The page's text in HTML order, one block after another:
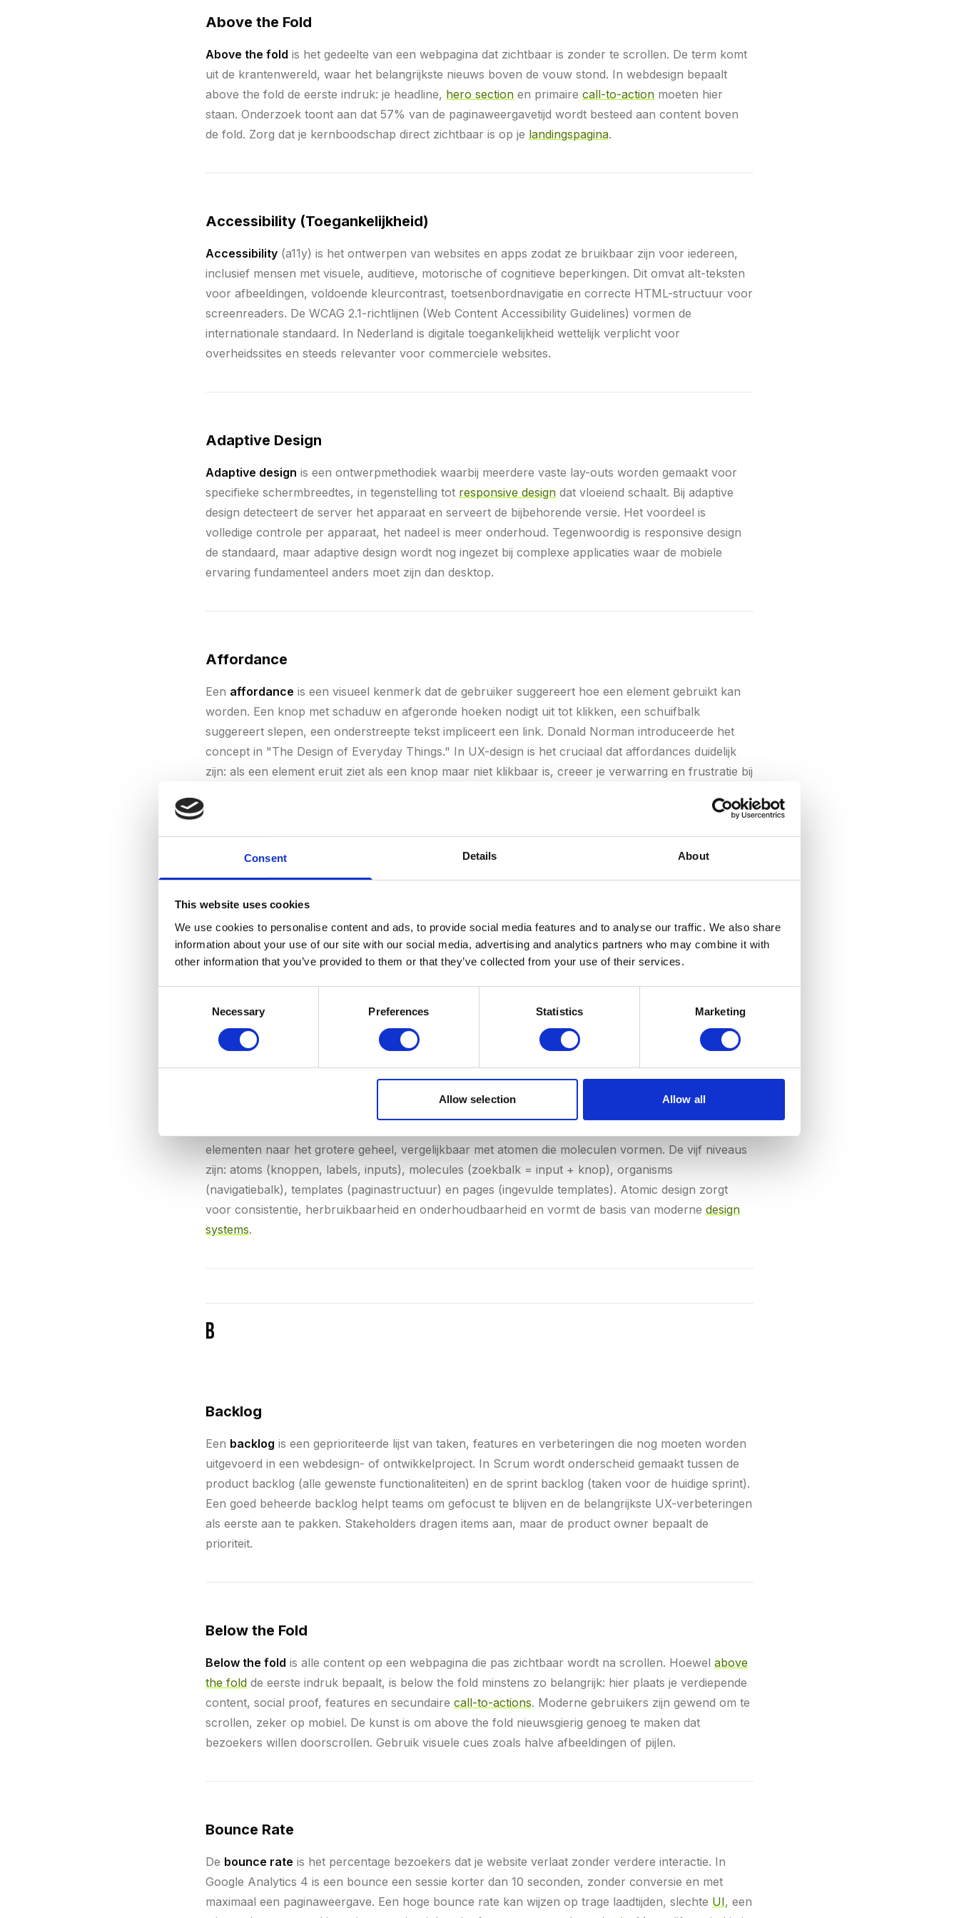
Consent Details About
This website uses cookies
We use cookies to personalise content and ads, to provide social media features and to analyse our traffic. We also share
information about your use of our site with our social media, advertising and analytics partners who may combine it with
other information that you’ve provided to them or that they’ve collected from your use of their services.
Necessary Preferences Statistics Marketing
Allow selection Allow all
Above the Fold
Above the fold is het gedeelte van een webpagina dat zichtbaar is zonder te scrollen. De term komt
uit de krantenwereld, waar het belangrijkste nieuws boven de vouw stond. In webdesign bepaalt
above the fold de eerste indruk: je headline, hero section en primaire call-to-action moeten hier
staan. Onderzoek toont aan dat 57% van de paginaweergavetijd wordt besteed aan content boven
de fold. Zorg dat je kernboodschap direct zichtbaar is op je landingspagina.
Accessibility (Toegankelijkheid)
Accessibility (a11y) is het ontwerpen van websites en apps zodat ze bruikbaar zijn voor iedereen,
inclusief mensen met visuele, auditieve, motorische of cognitieve beperkingen. Dit omvat alt-teksten
voor afbeeldingen, voldoende kleurcontrast, toetsenbordnavigatie en correcte HTML-structuur voor
screenreaders. De WCAG 2.1-richtlijnen (Web Content Accessibility Guidelines) vormen de
internationale standaard. In Nederland is digitale toegankelijkheid wettelijk verplicht voor
overheidssites en steeds relevanter voor commerciele websites.
Adaptive Design
Adaptive design is een ontwerpmethodiek waarbij meerdere vaste lay-outs worden gemaakt voor
specifieke schermbreedtes, in tegenstelling tot responsive design dat vloeiend schaalt. Bij adaptive
design detecteert de server het apparaat en serveert de bijbehorende versie. Het voordeel is
volledige controle per apparaat, het nadeel is meer onderhoud. Tegenwoordig is responsive design
de standaard, maar adaptive design wordt nog ingezet bij complexe applicaties waar de mobiele
ervaring fundamenteel anders moet zijn dan desktop.
Affordance
Een affordance is een visueel kenmerk dat de gebruiker suggereert hoe een element gebruikt kan
worden. Een knop met schaduw en afgeronde hoeken nodigt uit tot klikken, een schuifbalk
suggereert slepen, een onderstreepte tekst impliceert een link. Donald Norman introduceerde het
concept in "The Design of Everyday Things." In UX-design is het cruciaal dat affordances duidelijk
zijn: als een element eruit ziet als een knop maar niet klikbaar is, creeer je verwarring en frustratie bij
Animation (Animatie)
Animatiein webdesign verwijst naar bewegende elementen die de gebruikerservaring verrijken:
fade-ins, slide-transitions, hover-effecten en micro-interactions. Goede animaties geven feedback
(een knop die kort pulseert na klikken), begeleiden de aandacht en maken interfaces levendiger.
Slechte animaties vertragen de pagina, leiden af of veroorzaken motion sickness. De vuistregel:
animaties moeten functioneel zijn en niet langer duren dan 300-500 milliseconden. Gebruik CSS-
animaties waar mogelijk voor de beste prestaties.
elementen naar het grotere geheel, vergelijkbaar met atomen die moleculen vormen. De vijf niveaus
zijn: atoms (knoppen, labels, inputs), molecules (zoekbalk = input + knop), organisms
(navigatiebalk), templates (paginastructuur) en pages (ingevulde templates). Atomic design zorgt
voor consistentie, herbruikbaarheid en onderhoudbaarheid en vormt de basis van moderne design
systems.
B
Backlog
Een backlog is een geprioriteerde lijst van taken, features en verbeteringen die nog moeten worden
uitgevoerd in een webdesign- of ontwikkelproject. In Scrum wordt onderscheid gemaakt tussen de
product backlog (alle gewenste functionaliteiten) en de sprint backlog (taken voor de huidige sprint).
Een goed beheerde backlog helpt teams om gefocust te blijven en de belangrijkste UX-verbeteringen
als eerste aan te pakken. Stakeholders dragen items aan, maar de product owner bepaalt de
prioriteit.
Below the Fold
Below the fold is alle content op een webpagina die pas zichtbaar wordt na scrollen. Hoewel above
the fold de eerste indruk bepaalt, is below the fold minstens zo belangrijk: hier plaats je verdiepende
content, social proof, features en secundaire call-to-actions. Moderne gebruikers zijn gewend om te
scrollen, zeker op mobiel. De kunst is om above the fold nieuwsgierig genoeg te maken dat
bezoekers willen doorscrollen. Gebruik visuele cues zoals halve afbeeldingen of pijlen.
Bounce Rate
De bounce rate is het percentage bezoekers dat je website verlaat zonder verdere interactie. In
Google Analytics 4 is een bounce een sessie korter dan 10 seconden, zonder conversie en met
maximaal een paginaweergave. Een hoge bounce rate kan wijzen op trage laadtijden, slechte UI, een